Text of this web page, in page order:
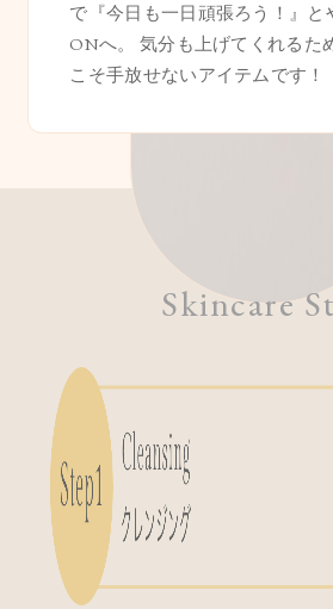
で『今日も一日頑張ろう！』と
ONへ。 気分も上げてくれるた
こそ手放せないアイテムです！
Skincare